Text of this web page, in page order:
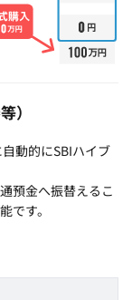
）
動的にSBIハイブ
預金へ振替えるこ
です。